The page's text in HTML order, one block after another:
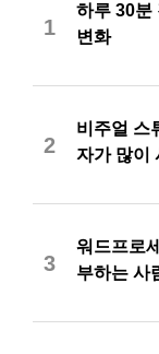
1
하루 30분
변화
2
비주얼 스
자가 많이
3
워드프로
부하는 사